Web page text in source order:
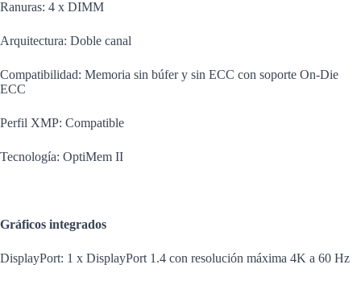
Ranuras: 4 x DIMM
Arquitectura: Doble canal
Compatibilidad: Memoria sin búfer y sin ECC con soporte On-Die
ECC
Perfil XMP: Compatible
Tecnología: OptiMem II
Gráficos integrados
DisplayPort: 1 x DisplayPort 1.4 con resolución máxima 4K a 60 Hz